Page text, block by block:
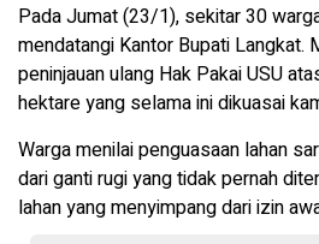
Pada Jumat (23/1), sekitar 30
mendatangi Kantor Bupati Langkat.
peninjauan ulang Hak Pakai USU
hektare yang selama ini dikuasai
Warga menilai penguasaan lahan
dari ganti rugi yang tidak pernah
lahan yang menyimpang dari izin